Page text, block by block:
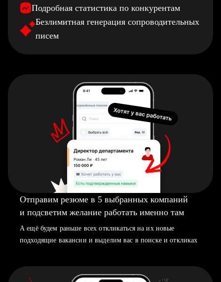
Подробная статистика по конкурентам
Безлимитная генерация сопроводительных
писем
Отправим резюме в 5 выбранных компаний
и подсветим желание работать именно там
А ещё будем раньше всех откликаться на их новые
подходящие вакансии и выделим вас в поиске и откликах